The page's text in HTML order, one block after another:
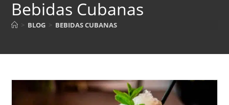
Bebidas Cubanas
> BLOG > BEBIDAS CUBANAS